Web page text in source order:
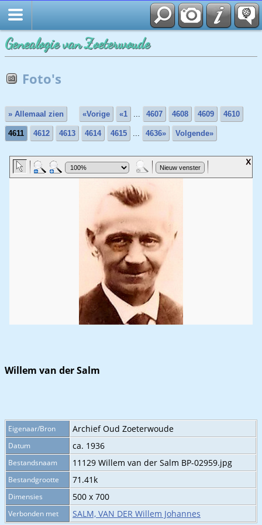
Genealogie van Zoeterwoude
Foto's
» Allemaal zien «Vorige «1 ... 4607 4608 4609 4610
4611 4612 4613 4614 4615 ... 4636» Volgende»
Willem van der Salm
Eigenaar/Bron Archief Oud Zoeterwoude
Datum ca. 1936
Bestandsnaam 11129 Willem van der Salm BP-02959.jpg
Bestandgrootte 71.41k
Dimensies 500 x 700
Verbonden met SALM, VAN DER Willem Johannes